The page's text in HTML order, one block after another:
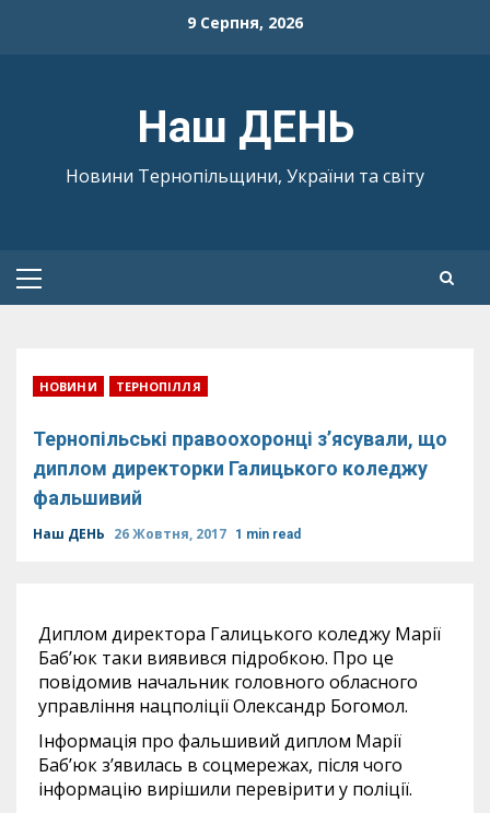
9 Серпня, 2026
Наш ДЕНЬ
Новини Тернопільщини, України та світу
Primary
НОВИНИ ТЕРНОПІЛЛЯ
Тернопільські правоохоронці з’ясували, що
диплом директорки Галицького коледжу
фальшивий
Наш ДЕНЬ 26 Жовтня, 2017 1 min read
Диплом директора Галицького коледжу Марії
Баб’юк таки виявився підробкою. Про це
повідомив начальник головного обласного
управління нацполіції Олександр Богомол.
Інформація про фальшивий диплом Марії
Баб’юк з’явилась в соцмережах, після чого
інформацію вирішили перевірити у поліції.